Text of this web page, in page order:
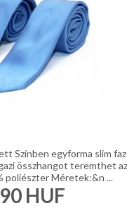
Színben egyforma slim
összhangot teremthet
poliészter Méretek:&n ...
HUF